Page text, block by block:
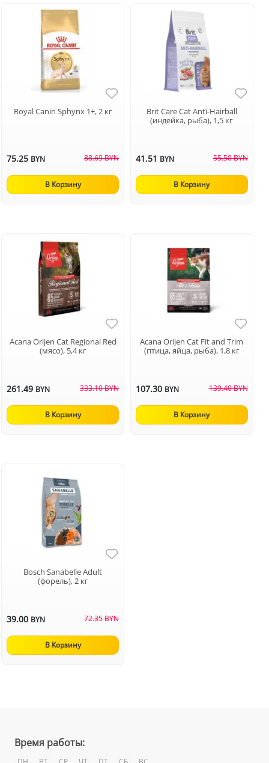
Royal Canin Sphynx 1+, 2 кг
75.25 BYN 88.69 BYN
В Корзину
Brit Care Cat Anti-Hairball
(индейка, рыба), 1,5 кг
41.51 BYN 55.50 BYN
В Корзину
Acana Orijen Cat Regional Red
(мясо), 5,4 кг
261.49 BYN 333.10 BYN
В Корзину
Acana Orijen Cat Fit and Trim
(птица, яйца, рыба), 1,8 кг
107.30 BYN 139.40 BYN
В Корзину
Bosch Sanabelle Adult
(форель), 2 кг
39.00 BYN 72.35 BYN
В Корзину
Время работы: